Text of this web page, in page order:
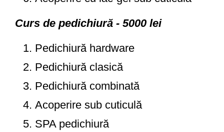
Curs de pedichiură - 5000 lei
Pedichiură hardware
Pedichiură clasică
Pedichiură combinată
Acoperire sub cuticulă
SPA pedichiură